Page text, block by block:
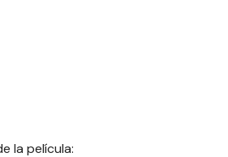
la película: